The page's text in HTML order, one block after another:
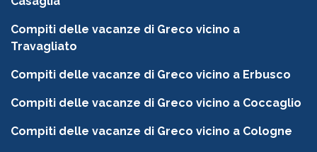
Compiti delle vacanze di Greco vicino a
Travagliato
Compiti delle vacanze di Greco vicino a Erbusco
Compiti delle vacanze di Greco vicino a Coccaglio
Compiti delle vacanze di Greco vicino a Cologne